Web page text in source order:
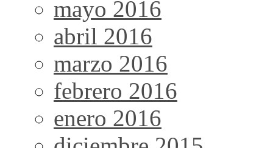
mayo 2016
abril 2016
marzo 2016
febrero 2016
enero 2016